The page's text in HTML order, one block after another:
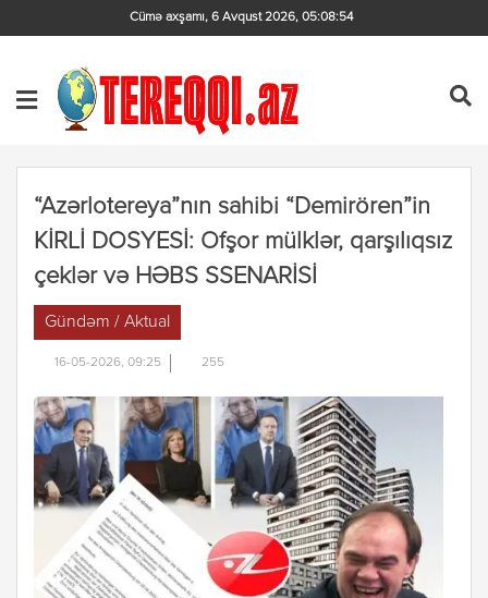
Cümə axşamı, 6 Avqust 2026, 05:08:55
“Azərlotereya”nın sahibi “Demirören”in
KİRLİ DOSYESİ: Ofşor mülklər, qarşılıqsız
çeklər və HƏBS SSENARİSİ
Gündəm / Aktual
16-05-2026, 09:25 255